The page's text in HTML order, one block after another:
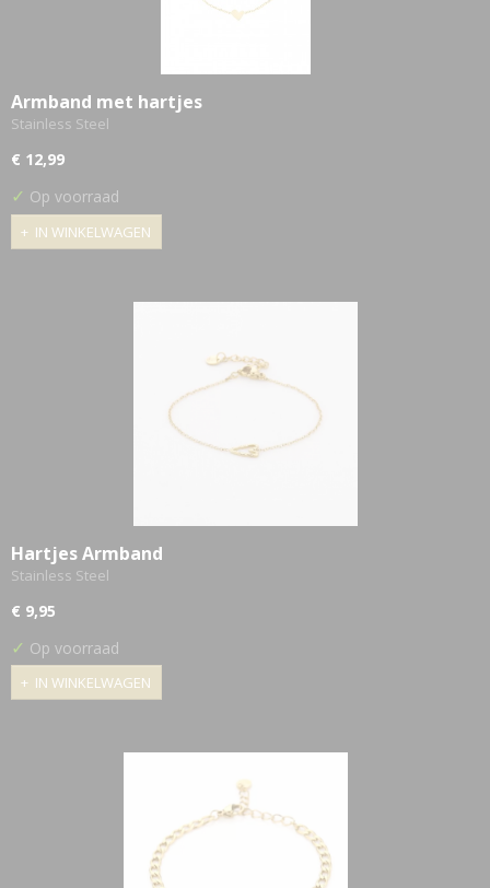
Armband met hartjes
Stainless Steel
€ 12,99
✓ Op voorraad
IN WINKELWAGEN
Hartjes Armband
Stainless Steel
€ 9,95
✓ Op voorraad
IN WINKELWAGEN